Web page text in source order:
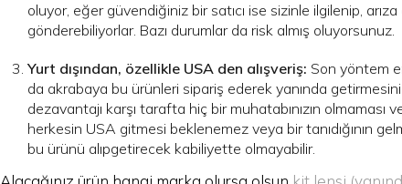
oluyor, eğer güvendiğiniz bir satıcı ise sizinle ilgilenip,
gönderebiliyorlar. Bazı durumlar da risk almış oluyorsunuz.
Yurt dışından, özellikle USA den alışveriş: Son yöntem
da akrabaya bu ürünleri sipariş ederek yanında
dezavantajı karşı tarafta hiç bir muhatabınızın
herkesin USA gitmesi beklenemez veya bir tanıdığının
bu ürünü alıpgetirecek kabiliyette olmayabilir.